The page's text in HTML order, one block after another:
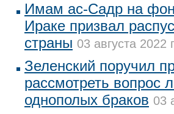
Имам ас-Садр на
Ираке призвал
страны 03 августа 2022
Зеленский поручил
рассмотреть вопрос
однополых браков 03